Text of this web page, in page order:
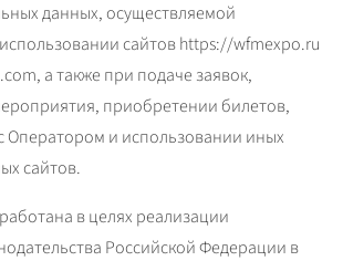
данных, осуществляемой
сайтов https://wfmexpo.ru
а также при подаче заявок,
приобретении билетов,
Оператором и использовании иных
сайтов.
в целях реализации
Российской Федерации в